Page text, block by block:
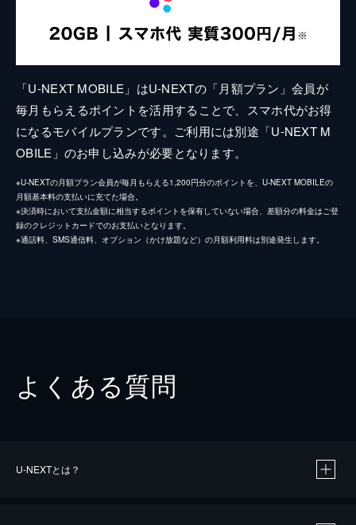
「U-NEXT MOBILE」はU-NEXTの「月額プラン」会員が
毎月もらえるポイントを活用することで、スマホ代がお得
になるモバイルプランです。ご利用には別途「U-NEXT M
OBILE」のお申し込みが必要となります。
※U-NEXTの月額プラン会員が毎月もらえる1,200円分のポイントを、U-NEXT MOBILEの
月額基本料の支払いに充てた場合。
※決済時において支払金額に相当するポイントを保有していない場合、差額分の料金はご登
録のクレジットカードでのお支払いとなります。
※通話料、SMS通信料、オプション（かけ放題など）の月額利用料は別途発生します。
よくある質問
U-NEXTとは？